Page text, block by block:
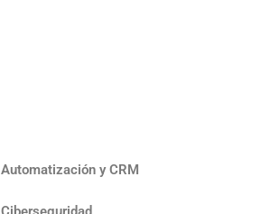
Automatización y CRM